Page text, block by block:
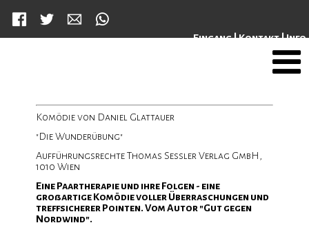
FacebookTwitter Mail
Eingang|Kontakt|Info
Komödie von Daniel Glattauer
"Die Wunderübung"
Aufführungsrechte Thomas Sessler Verlag GmbH,
1010 Wien
Eine Paartherapie und ihre Folgen - eine
großartige Komödie voller Überraschungen und
treffsicherer Pointen. Vom Autor "Gut gegen
Nordwind".